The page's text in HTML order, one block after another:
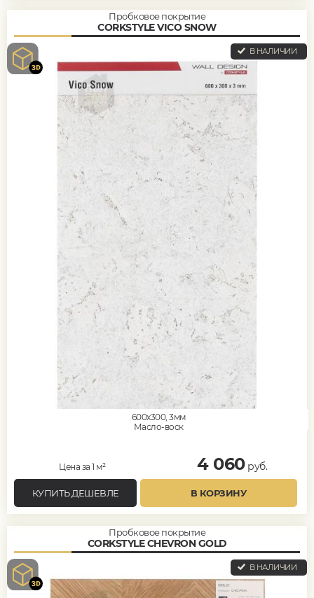
Пробковое покрытие
CORKSTYLE VICO SNOW
В НАЛИЧИИ
600x300, 3мм
Масло-воск
Цена за 1 м² 4 060руб.
КУПИТЬ ДЕШЕВЛЕ В КОРЗИНУ
Пробковое покрытие
CORKSTYLE CHEVRON GOLD
В НАЛИЧИИ